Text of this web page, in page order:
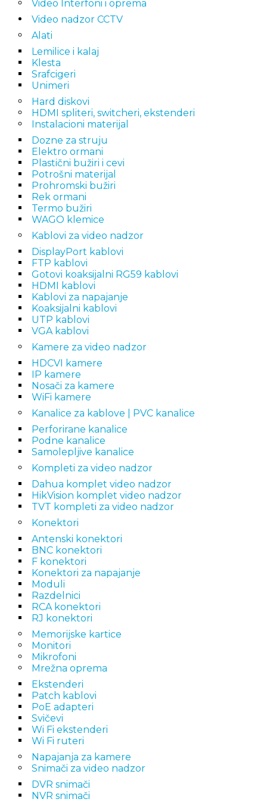
Video Interfoni i oprema
Video nadzor CCTV
Alati
Lemilice i kalaj
Klesta
Srafcigeri
Unimeri
Hard diskovi
HDMI spliteri, switcheri, ekstenderi
Instalacioni materijal
Dozne za struju
Elektro ormani
Plastični bužiri i cevi
Potrošni materijal
Prohromski bužiri
Rek ormani
Termo bužiri
WAGO klemice
Kablovi za video nadzor
DisplayPort kablovi
FTP kablovi
Gotovi koaksijalni RG59 kablovi
HDMI kablovi
Kablovi za napajanje
Koaksijalni kablovi
UTP kablovi
VGA kablovi
Kamere za video nadzor
HDCVI kamere
IP kamere
Nosači za kamere
WiFi kamere
Kanalice za kablove | PVC kanalice
Perforirane kanalice
Podne kanalice
Samolepljive kanalice
Kompleti za video nadzor
Dahua komplet video nadzor
HikVision komplet video nadzor
TVT kompleti za video nadzor
Konektori
Antenski konektori
BNC konektori
F konektori
Konektori za napajanje
Moduli
Razdelnici
RCA konektori
RJ konektori
Memorijske kartice
Monitori
Mikrofoni
Mrežna oprema
Ekstenderi
Patch kablovi
PoE adapteri
Svičevi
Wi Fi ekstenderi
Wi Fi ruteri
Napajanja za kamere
Snimači za video nadzor
DVR snimači
NVR snimači